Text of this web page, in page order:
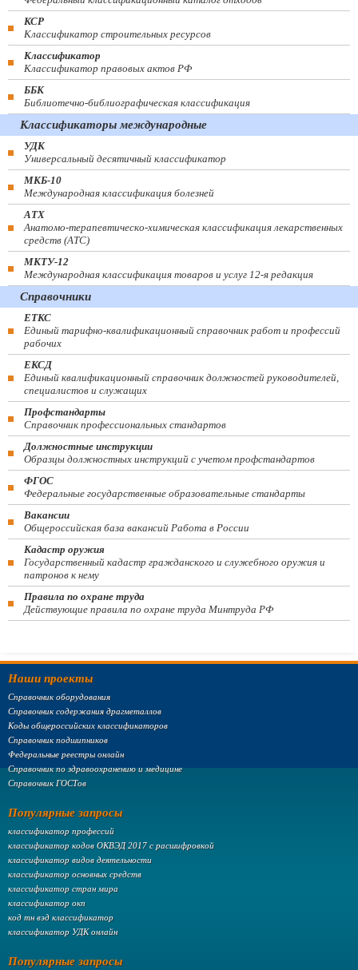
КСР
Классификатор строительных ресурсов
Классификатор
Классификатор правовых актов РФ
ББК
Библиотечно-библиографическая классификация
Классификаторы международные
УДК
Универсальный десятичный классификатор
МКБ-10
Международная классификация болезней
АТХ
Анатомо-терапевтическо-химическая классификация лекарственных
средств (ATC)
МКТУ-12
Международная классификация товаров и услуг 12-я редакция
Справочники
ЕТКС
Единый тарифно-квалификационный справочник работ и профессий
рабочих
ЕКСД
Единый квалификационный справочник должностей руководителей,
специалистов и служащих
Профстандарты
Справочник профессиональных стандартов
Должностные инструкции
Образцы должностных инструкций с учетом профстандартов
ФГОС
Федеральные государственные образовательные стандарты
Вакансии
Общероссийская база вакансий Работа в России
Кадастр оружия
Государственный кадастр гражданского и служебного оружия и
патронов к нему
Правила по охране труда
Действующие правила по охране труда Минтруда РФ
Наши проекты
Справочник оборудования
Справочник содержания драгметаллов
Коды общероссийских классификаторов
Справочник подшипников
Федеральные реестры онлайн
Справочник по здравоохранению и медицине
Справочник ГОСТов
Популярные запросы
классификатор профессий
классификатор кодов ОКВЭД 2017 с расшифровкой
классификатор видов деятельности
классификатор основных средств
классификатор стран мира
классификатор окп
код тн вэд классификатор
классификатор УДК онлайн
Популярные запросы